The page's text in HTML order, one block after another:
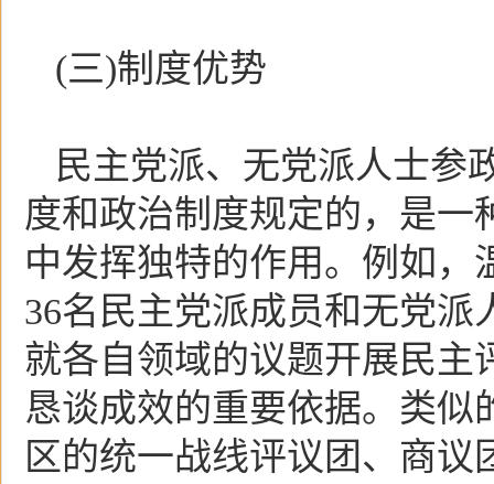
(三)制度优势
民主党派、无党派人士参
度和政治制度规定的，是一
中发挥独特的作用。例如
36名民主党派成员和无党
就各自领域的议题开展民主
恳谈成效的重要依据。类
区的统一战线评议团、商